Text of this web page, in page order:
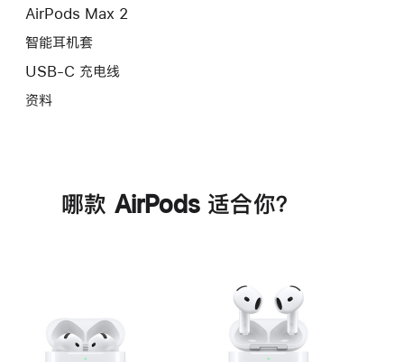
AirPods Max 2
智能耳机套
USB-C 充电线
资料
哪款 AirPods 适合你？